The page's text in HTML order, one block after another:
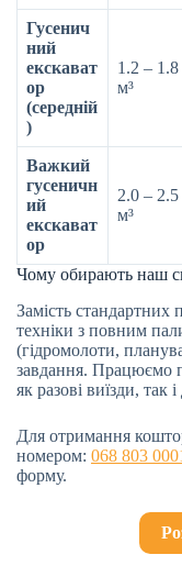
Гусенич
ний
екскават
ор
(середній
)
1.2 – 1.8
м³
Важкий
гусеничн
ий
екскават
ор
2.0 – 2.5
м³
Чому обирають наш
Замість стандартних
техніки з повним
(гідромолоти,
завдання. Працюємо
як разові виїзди, так
Для отримання
номером: 068 803
форму.